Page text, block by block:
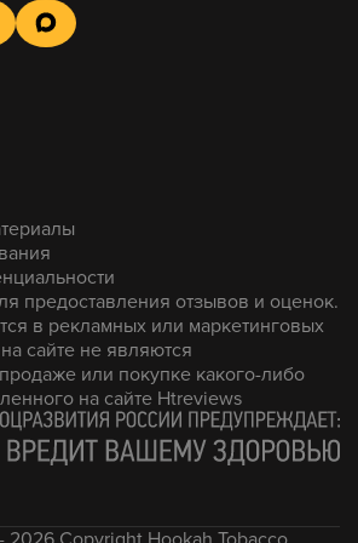
не кислый, не
по хорошему и
Подкрутили и аромку, и
я привык к более лёгкой
сейчас — самое оно.
и мыла здесь — нет! Химозности
из-за специфики вкуса, но в
натуральности. Ранее
парфюм — честно, не
вкуснотеево это! Ароматика
множится, сырьё вкусное. Но
— просто я не такой любитель
— браво!
предоставления отзывов и оценок.
в рекламных или маркетинговых
сайте не являются
или покупке какого-либо
на сайте Htreviews